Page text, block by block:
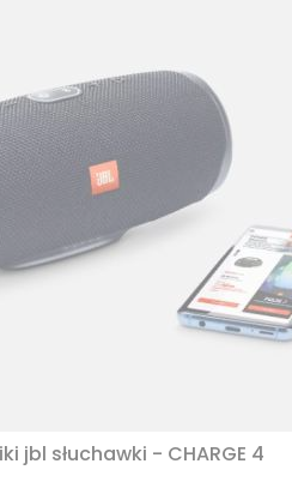
jbl słuchawki - CHARGE 4